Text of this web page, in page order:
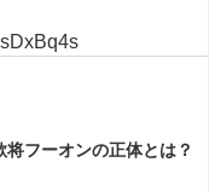
将フーオンの正体とは？